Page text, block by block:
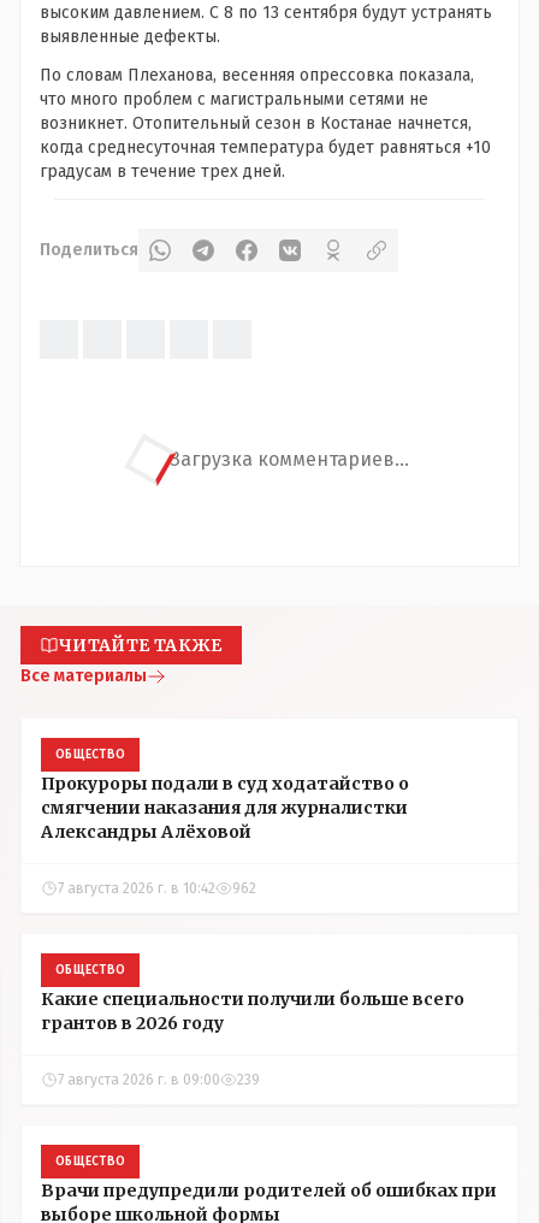
высоким давлением. С 8 по 13 сентября будут устранять
выявленные дефекты.
По словам Плеханова, весенняя опрессовка показала,
что много проблем с магистральными сетями не
возникнет. Отопительный сезон в Костанае начнется,
когда среднесуточная температура будет равняться +10
градусам в течение трех дней.
Поделиться
Загрузка комментариев...
ЧИТАЙТЕ ТАКЖЕ
Все материалы
ОБЩЕСТВО
Прокуроры подали в суд ходатайство о
смягчении наказания для журналистки
Александры Алёховой
7 августа 2026 г. в 10:42 962
ОБЩЕСТВО
Какие специальности получили больше всего
грантов в 2026 году
7 августа 2026 г. в 09:00 239
ОБЩЕСТВО
Врачи предупредили родителей об ошибках при
выборе школьной формы